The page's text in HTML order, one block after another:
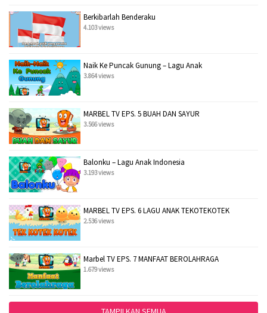
Berkibarlah Benderaku
4.103 views
Naik Ke Puncak Gunung – Lagu Anak
3.864 views
MARBEL TV EPS. 5 BUAH DAN SAYUR
3.566 views
Balonku – Lagu Anak Indonesia
3.193 views
MARBEL TV EPS. 6 LAGU ANAK TEKOTEKOTEK
2.536 views
Marbel TV EPS. 7 MANFAAT BEROLAHRAGA
1.679 views